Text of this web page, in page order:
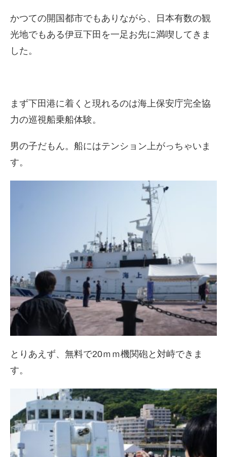
かつての開国都市でもありながら、日本有数の観
光地でもある伊豆下田を一足お先に満喫してきま
した。
まず下田港に着くと現れるのは海上保安庁完全協
力の巡視船乗船体験。
男の子だもん。船にはテンション上がっちゃいま
す。
とりあえず、無料で20ｍｍ機関砲と対峙できま
す。